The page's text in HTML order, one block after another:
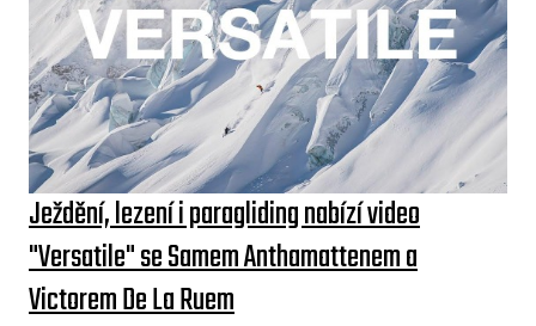
Ježdění, lezení i paragliding nabízí video
"Versatile" se Samem Anthamattenem a
Victorem De La Ruem